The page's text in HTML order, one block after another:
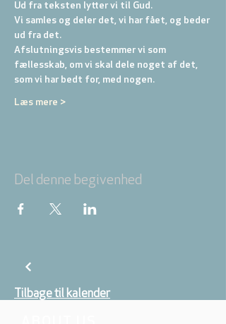
Ud fra teksten lytter vi til Gud.
Vi samles og deler det, vi har fået, og beder
ud fra det.
Afslutningsvis bestemmer vi som
fællesskab, om vi skal dele noget af det,
som vi har bedt for, med nogen.
Læs mere >
Del denne begivenhed
Tilbage til kalender